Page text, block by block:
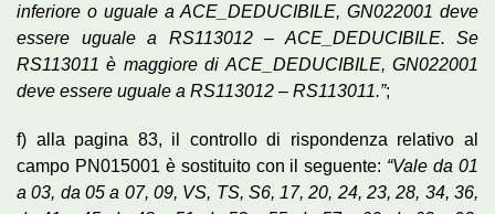
inferiore o uguale a ACE_DEDUCIBILE, GN022001 deve
essere uguale a RS113012 – ACE_DEDUCIBILE. Se
RS113011 è maggiore di ACE_DEDUCIBILE, GN022001
deve essere uguale a RS113012 – RS113011.”;
f) alla pagina 83, il controllo di rispondenza relativo al
campo PN015001 è sostituito con il seguente: “Vale da 01
a 03, da 05 a 07, 09, VS, TS, S6, 17, 20, 24, 23, 28, 34, 36,